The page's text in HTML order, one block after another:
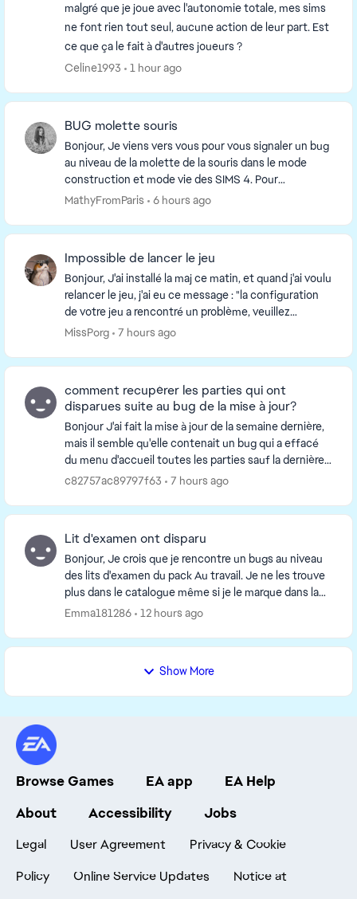
malgré que je joue avec l'autonomie totale, mes sims
ne font rien tout seul, aucune action de leur part. Est
ce que ça le fait à d'autres joueurs ?
Celine1993
1 hour ago
BUG molette souris
Bonjour, Je viens vers vous pour vous signaler un bug
au niveau de la molette de la souris dans le mode
construction et mode vie des SIMS 4. Pour
information, ma souris fonctionne très bien hors ...
MathyFromParis 6 hours ago
Impossible de lancer le jeu
Bonjour, J'ai installé la maj ce matin, et quand j'ai voulu
relancer le jeu, j'ai eu ce message : "la configuration
de votre jeu a rencontré un problème, veuillez
réinstaller votre jeu". Je joue av...
MissPorg 7 hours ago
comment recupérer les parties qui ont
disparues suite au bug de la mise à jour?
Bonjour J'ai fait la mise à jour de la semaine dernière,
mais il semble qu'elle contenait un bug qui a effacé
du menu d'accueil toutes les parties sauf la dernière
lancée. Autrement dit mon fils ét...
c82757ac89797f63 7 hours ago
Lit d'examen ont disparu
Bonjour, Je crois que je rencontre un bugs au niveau
des lits d'examen du pack Au travail. Je ne les trouve
plus dans le catalogue même si je le marque dans la
barre de recherche. J'ai réparé le je...
Emma181286 12 hours ago
Show More
Browse Games EA app
EA Help
About
Accessibility Jobs
Legal User Agreement
Privacy & Cookie
Policy
Online Service Updates Notice at